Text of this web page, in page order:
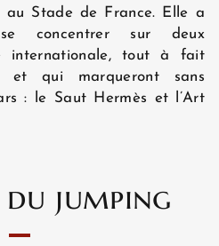
au Stade de France. Elle a
concentrer sur deux
internationale, tout à fait
et qui marqueront sans
: le Saut Hermès et l’Art
du jumping